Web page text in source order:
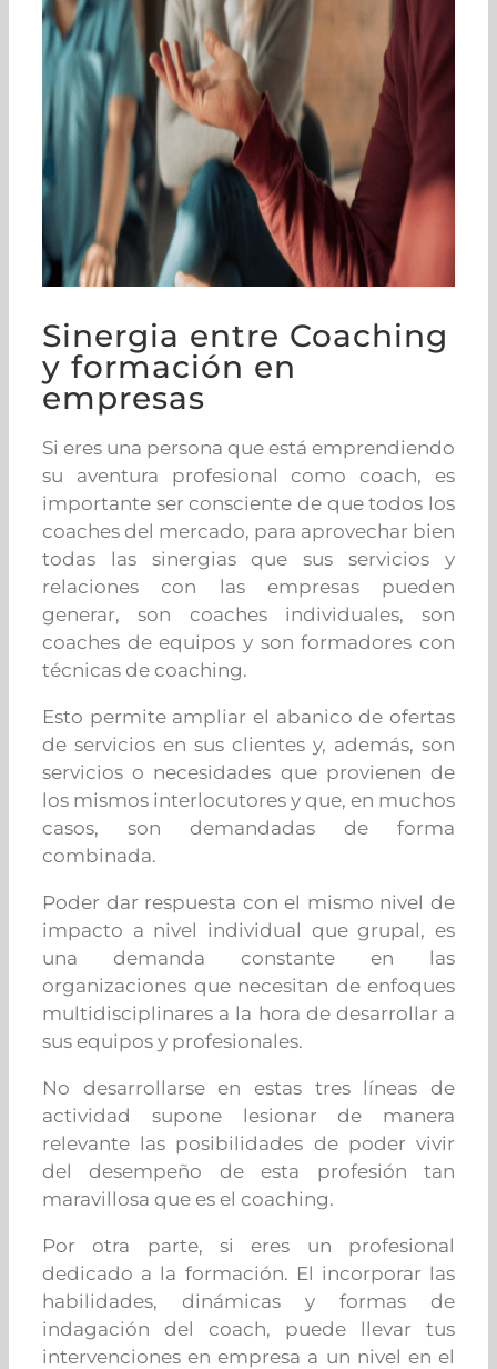
Sinergia entre Coaching
y formación en
empresas
Si eres una persona que está emprendiendo
su aventura profesional como coach, es
importante ser consciente de que todos los
coaches del mercado, para aprovechar bien
todas las sinergias que sus servicios y
relaciones con las empresas pueden
generar, son coaches individuales, son
coaches de equipos y son formadores con
técnicas de coaching.
Esto permite ampliar el abanico de ofertas
de servicios en sus clientes y, además, son
servicios o necesidades que provienen de
los mismos interlocutores y que, en muchos
casos, son demandadas de forma
combinada.
Poder dar respuesta con el mismo nivel de
impacto a nivel individual que grupal, es
una demanda constante en las
organizaciones que necesitan de enfoques
multidisciplinares a la hora de desarrollar a
sus equipos y profesionales.
No desarrollarse en estas tres líneas de
actividad supone lesionar de manera
relevante las posibilidades de poder vivir
del desempeño de esta profesión tan
maravillosa que es el coaching.
Por otra parte, si eres un profesional
dedicado a la formación. El incorporar las
habilidades, dinámicas y formas de
indagación del coach, puede llevar tus
intervenciones en empresa a un nivel en el